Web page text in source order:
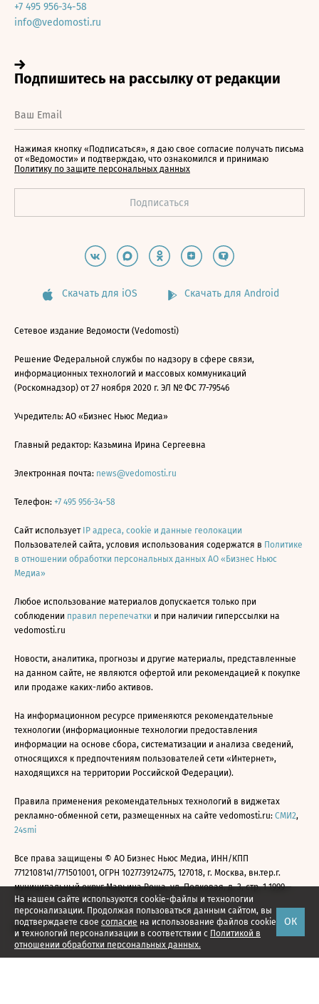
На нашем сайте используются cookie-файлы и технологии
персонализации. Продолжая пользоваться данным сайтом, вы
подтверждаете свое согласие на использование файлов cookie
и технологий персонализации в соответствии с Политикой в
отношении обработки персональных данных.
ОК
+7 495 956-34-58
info@vedomosti.ru
Нажимая кнопку «Подписаться», я даю свое согласие получать письма
от «Ведомости» и подтверждаю, что ознакомился и принимаю
Политику по защите персональных данных
Скачать для iOS Скачать для Android
Сетевое издание Ведомости (Vedomosti)
Решение Федеральной службы по надзору в сфере связи,
информационных технологий и массовых коммуникаций
(Роскомнадзор) от 27 ноября 2020 г. ЭЛ № ФС 77-79546
Учредитель: АО «Бизнес Ньюс Медиа»
Главный редактор: Казьмина Ирина Сергеевна
Электронная почта: news@vedomosti.ru
Телефон: +7 495 956-34-58
Сайт использует IP адреса, cookie и данные геолокации
Пользователей сайта, условия использования содержатся в Политике
в отношении обработки персональных данных АО «Бизнес Ньюс
Медиа»
Любое использование материалов допускается только при
соблюдении правил перепечатки и при наличии гиперссылки на
vedomosti.ru
Новости, аналитика, прогнозы и другие материалы, представленные
на данном сайте, не являются офертой или рекомендацией к покупке
или продаже каких-либо активов.
На информационном ресурсе применяются рекомендательные
технологии (информационные технологии предоставления
информации на основе сбора, систематизации и анализа сведений,
относящихся к предпочтениям пользователей сети «Интернет»,
находящихся на территории Российской Федерации).
Правила применения рекомендательных технологий в виджетах
рекламно-обменной сети, размещенных на сайте vedomosti.ru: СМИ2,
24smi
Все права защищены © АО Бизнес Ньюс Медиа, ИНН/КПП
7712108141/771501001, ОГРН 1027739124775, 127018, г. Москва, вн.тер.г.
муниципальный округ Марьина Роща, ул. Полковая, д. 3, стр. 1 1999—
2026